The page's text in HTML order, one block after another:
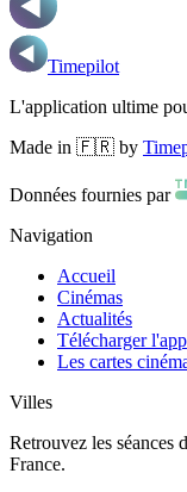
Timepilot
L'application ultime
Made in 🇫🇷 by
Données fournies par
Navigation
Accueil
Cinémas
Actualités
Télécharger l'app
Les cartes
Villes
Retrouvez les séances
France.